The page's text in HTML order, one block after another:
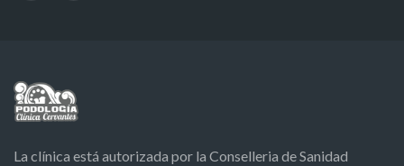
La clínica está autorizada por la Conselleria de Sanidad